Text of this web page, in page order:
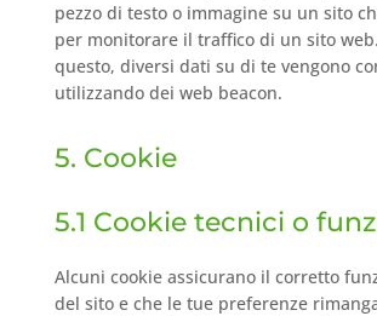
pezzo di testo o immagine su un sito
per monitorare il traffico di un sito
questo, diversi dati su di te vengono
utilizzando dei web beacon.
5. Cookie
5.1 Cookie tecnici o
Alcuni cookie assicurano il corretto
del sito e che le tue preferenze